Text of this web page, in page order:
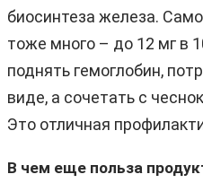
биосинтеза железа.
тоже много – до 12 мг в
поднять гемоглобин,
виде, а сочетать с
Это отличная
В чем еще польза